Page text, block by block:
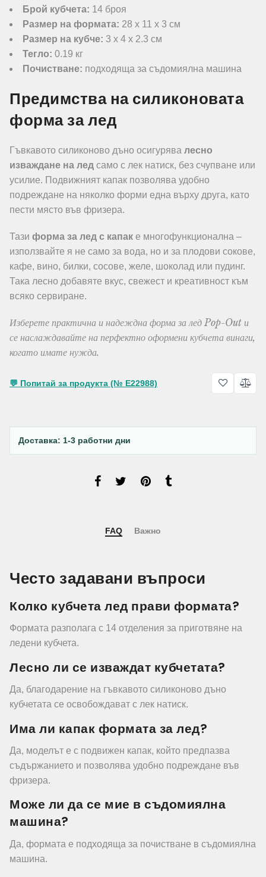
Брой кубчета: 14 броя
Размер на формата: 28 x 11 x 3 см
Размер на кубче: 3 x 4 x 2.3 см
Тегло: 0.19 кг
Почистване: подходяща за съдомиялна машина
Предимства на силиконовата
форма за лед
Гъвкавото силиконово дъно осигурява лесно
изваждане на лед само с лек натиск, без счупване или
усилие. Подвижният капак позволява удобно
подреждане на няколко форми една върху друга, като
пести място във фризера.
Тази форма за лед с капак е многофункционална –
използвайте я не само за вода, но и за плодови сокове,
кафе, вино, билки, сосове, желе, шоколад или пудинг.
Така лесно добавяте вкус, свежест и креативност към
всяко сервиране.
Изберете практична и надеждна форма за лед Pop-Out и
се наслаждавайте на перфектно оформени кубчета винаги,
когато имате нужда.
💬 Попитай за продукта (№ E22988)
Доставка: 1-3 работни дни
FAQ Важно
Често задавани въпроси
Колко кубчета лед прави формата?
Формата разполага с 14 отделения за приготвяне на
ледени кубчета.
Лесно ли се изваждат кубчетата?
Да, благодарение на гъвкавото силиконово дъно
кубчетата се освобождават с лек натиск.
Има ли капак формата за лед?
Да, моделът е с подвижен капак, който предпазва
съдържанието и позволява удобно подреждане във
фризера.
Може ли да се мие в съдомиялна
машина?
Да, формата е подходяща за почистване в съдомиялна
машина.